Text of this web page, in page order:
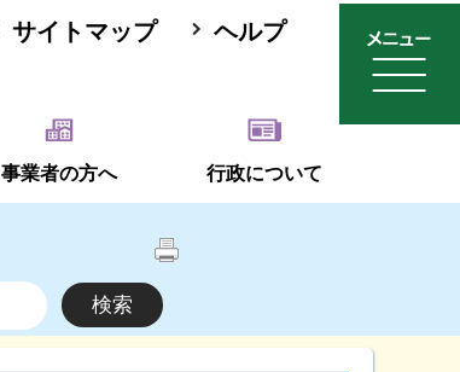
サイトマップ ヘルプ
事業者の方へ 行政について